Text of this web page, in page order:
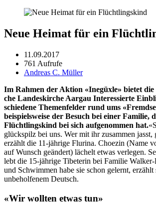
Neue Heimat für ein
11.09.2017
761 Aufrufe
Andreas C. Müller
Im Rah­men der Aktion «Inegüxle» bietet
che Lan­deskirche Aar­gau Inter­essierte
schiedene The­men­felder rund ums
beispiel­sweise der Besuch bei ein­er Fam­i­lie,
Flüchtlingskind bei sich aufgenom­men hat.
glück­spilz bei uns. Wer mit ihr zusam­men jasst,
erzählt die 11-jährige Flu­ri­na. Choezin (Name
auf Wun­sch geän­dert) lächelt etwas ver­legen.
lebt die 15-jährige Tibeterin bei Fam­i­lie
und Schwim­men habe sie schon gel­ernt,
unbe­holfen­em Deutsch.
«Wir wollten etwas tun»